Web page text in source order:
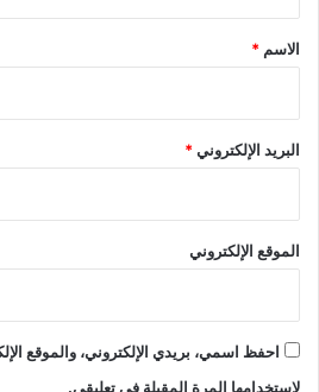
*
الاسم *
البريد الإلكتروني*
الموقع الإلكتروني
احفظ اسمي، بريدي الإلكتروني، والموقع
لاستخدامها المرة المقبلة في تعليقي.